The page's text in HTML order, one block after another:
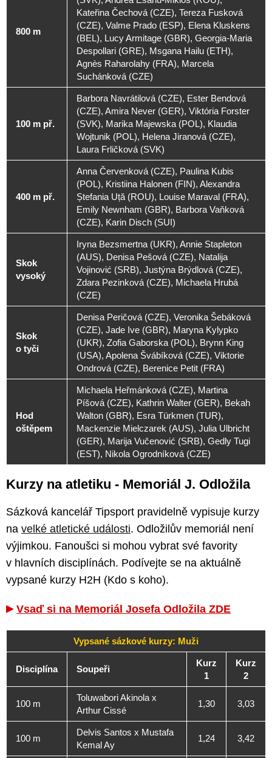
800 m
Kateřina Čechová (CZE), Tereza Fusková
(CZE), Valme Prado (ESP), Elena Kluskens
(BEL), Lucy Armitage (GBR), Georgia-Maria
Despollari (GRE), Msgana Hailu (ETH),
Agnès Raharolahy (FRA), Marcela
Suchánková (CZE)
100 m př.
Barbora Navrátilová (CZE), Ester Bendová
(CZE), Amira Never (GER), Viktória Forster
(SVK), Marika Majewska (POL), Klaudia
Wojtunik (POL), Helena Jiranová (CZE),
Laura Frličková (SVK)
400 m př.
Anna Červenková (CZE), Paulina Kubis
(POL), Kristiina Halonen (FIN), Alexandra
Ștefania Uță (ROU), Louise Maraval (FRA),
Emily Newnham (GBR), Barbora Vaňková
(CZE), Karin Disch (SUI)
Skok
vysoký
Iryna Bezsmertna (UKR), Annie Stapleton
(AUS), Denisa Pešová (CZE), Natalija
Vojinović (SRB), Justýna Brýdlová (CZE),
Zdara Pezinková (CZE), Michaela Hrubá
(CZE)
Skok
o tyči
Denisa Peričová (CZE), Veronika Šebáková
(CZE), Jade Ive (GBR), Maryna Kylypko
(UKR), Zofia Gaborska (POL), Brynn King
(USA), Apolena Švábíková (CZE), Viktorie
Ondrová (CZE), Berenice Petit (FRA)
Hod
oštěpem
Michaela Heřmánková (CZE), Martina
Píšová (CZE), Kathrin Walter (GER), Bekah
Walton (GBR), Esra Türkmen (TUR),
Mackenzie Mielczarek (AUS), Julia Ulbricht
(GER), Marija Vučenović (SRB), Gedly Tugi
(EST), Nikola Ogrodníková (CZE)
Kurzy na atletiku - Memoriál J. Odložila
Sázková kancelář Tipsport pravidelně vypisuje kurzy
na velké atletické události. Odložilův memoriál není
výjimkou. Fanoušci si mohou vybrat své favority
v hlavních disciplínách. Podívejte se na aktuálně
vypsané kurzy H2H (Kdo s koho).
Vsaď si na Memoriál Josefa Odložila ZDE
Vypsané sázkové kurzy: Muži
Disciplína Soupeři
Kurz
1
Kurz
2
100 m
Toluwabori Akinola x
Arthur Cissé
1,30 3,03
100 m
Delvis Santos x Mustafa
Kemal Ay
1,24 3,42